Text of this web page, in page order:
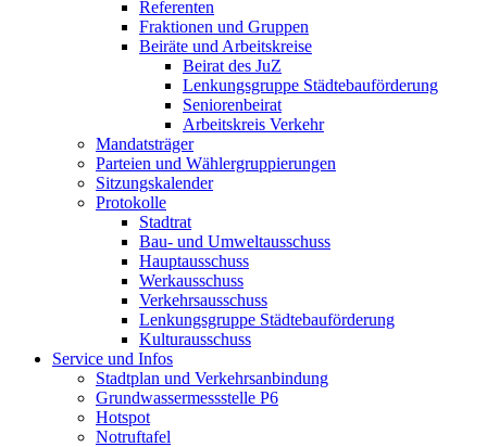
Referenten
Fraktionen und Gruppen
Beiräte und Arbeitskreise
Beirat des JuZ
Lenkungsgruppe Städtebauförderung
Seniorenbeirat
Arbeitskreis Verkehr
Mandatsträger
Parteien und Wählergruppierungen
Sitzungskalender
Protokolle
Stadtrat
Bau- und Umweltausschuss
Hauptausschuss
Werkausschuss
Verkehrsausschuss
Lenkungsgruppe Städtebauförderung
Kulturausschuss
Service und Infos
Stadtplan und Verkehrsanbindung
Grundwassermessstelle P6
Hotspot
Notruftafel